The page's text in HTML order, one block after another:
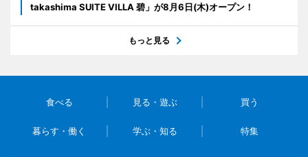
takashima SUITE VILLA 碧」が8月6日(木)オープン！
もっと見る
食べる 見る・遊ぶ 買う
暮らす・働く 学ぶ・知る 特集